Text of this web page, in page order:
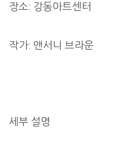
장소: 강동아트센터
작가: 앤서니 브라운
세부 설명